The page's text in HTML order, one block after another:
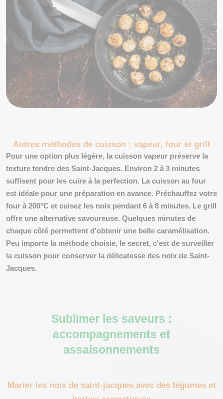
Autres méthodes de cuisson : vapeur, four et grill
Pour une option plus légère, la cuisson vapeur préserve la
texture tendre des Saint-Jacques. Environ 2 à 3 minutes
suffisent pour les cuire à la perfection. La cuisson au four
est idéale pour une préparation en avance. Préchauffez votre
four à 200°C et cuisez les noix pendant 6 à 8 minutes. Le grill
offre une alternative savoureuse. Quelques minutes de
chaque côté permettent d'obtenir une belle caramélisation.
Peu importe la méthode choisie, le secret, c'est de surveiller
la cuisson pour conserver la délicatesse des noix de Saint-
Jacques.
Sublimer les saveurs :
accompagnements et
assaisonnements
Marier les noix de saint-jacques avec des légumes et